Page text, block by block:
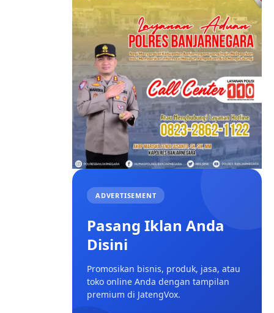
ADVERTISEMENT
Pasang Iklan Anda
Disini
Promosikan bisnis, produk, jasa, atau
toko online Anda dengan tampilan
premium di JatengVox.